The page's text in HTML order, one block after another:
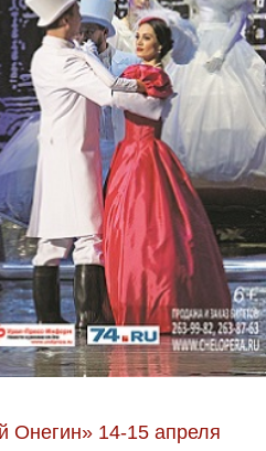
Онегин» 14-15 апреля